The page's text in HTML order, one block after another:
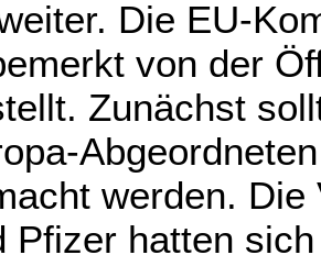
Die EU-
von der
Zunächst
werden.
Pfizer hatten